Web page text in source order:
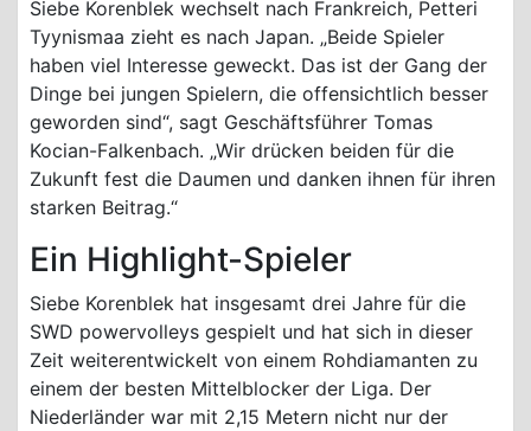
Siebe Korenblek wechselt nach Frankreich, Petteri
Tyynismaa zieht es nach Japan. „Beide Spieler
haben viel Interesse geweckt. Das ist der Gang der
Dinge bei jungen Spielern, die offensichtlich besser
geworden sind“, sagt Geschäftsführer Tomas
Kocian-Falkenbach. „Wir drücken beiden für die
Zukunft fest die Daumen und danken ihnen für ihren
starken Beitrag.“
Ein Highlight-Spieler
Siebe Korenblek hat insgesamt drei Jahre für die
SWD powervolleys gespielt und hat sich in dieser
Zeit weiterentwickelt von einem Rohdiamanten zu
einem der besten Mittelblocker der Liga. Der
Niederländer war mit 2,15 Metern nicht nur der